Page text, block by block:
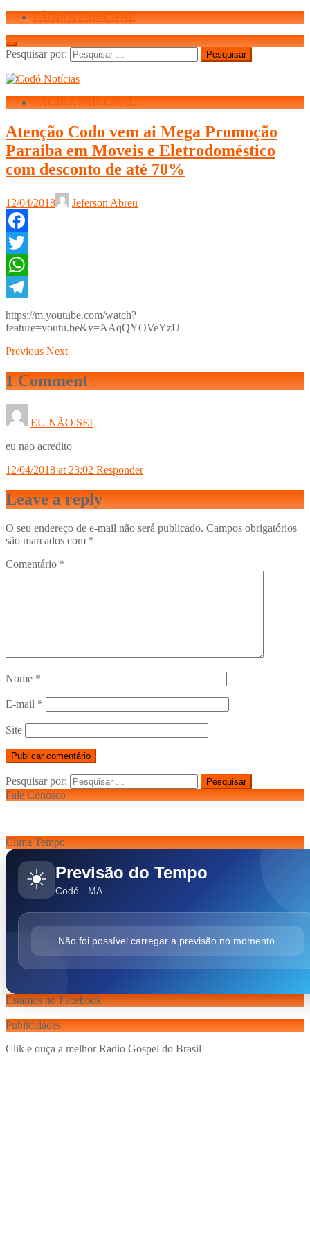
PÁGINA PRINCIPAL
Pesquisar por:
PÁGINA PRINCIPAL
Atenção Codo vem ai Mega Promoção
Paraiba em Moveis e Eletrodoméstico
com desconto de até 70%
12/04/2018 Jeferson Abreu
Facebook
Twitter
WhatsApp
Telegram
https://m.youtube.com/watch?
feature=youtu.be&v=AAqQYOVeYzU
Previous Next
1 Comment
EU NÃO SEI
eu nao acredito
12/04/2018 at 23:02 Responder
Leave a reply
O seu endereço de e-mail não será publicado. Campos obrigatórios
são marcados com *
Comentário *
Nome *
E-mail *
Site
Pesquisar por:
Fale Conosco
Clima Tempo
☀️ Previsão do Tempo
Codó - MA
Não foi possível carregar a previsão no momento.
Estamos no Facebook
Publicidades
Clik e ouça a melhor Radio Gospel do Brasil